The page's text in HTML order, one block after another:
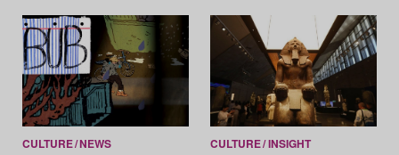
CULTURE NEWS CULTURE INSIGHT